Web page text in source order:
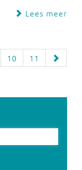
Lees meer
10 11